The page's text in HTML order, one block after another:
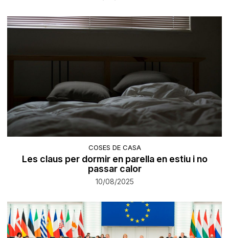
COSES DE CASA
Les claus per dormir en parella en estiu i no
passar calor
10/08/2025